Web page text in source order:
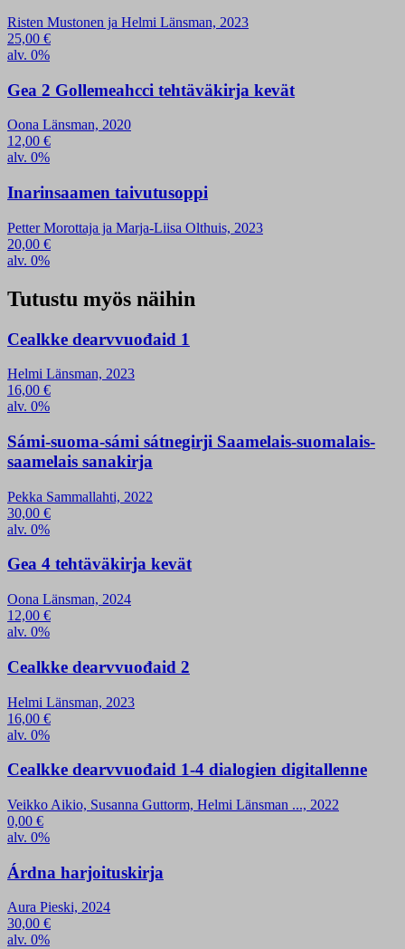
Risten Mustonen ja Helmi Länsman, 2023
25,00 €
alv. 0%
Gea 2 Gollemeahcci tehtäväkirja kevät
Oona Länsman, 2020
12,00 €
alv. 0%
Inarinsaamen taivutusoppi
Petter Morottaja ja Marja-Liisa Olthuis, 2023
20,00 €
alv. 0%
Tutustu myös näihin
Cealkke dearvvuođaid 1
Helmi Länsman, 2023
16,00 €
alv. 0%
Sámi-suoma-sámi sátnegirji Saamelais-suomalais-
saamelais sanakirja
Pekka Sammallahti, 2022
30,00 €
alv. 0%
Gea 4 tehtäväkirja kevät
Oona Länsman, 2024
12,00 €
alv. 0%
Cealkke dearvvuođaid 2
Helmi Länsman, 2023
16,00 €
alv. 0%
Cealkke dearvvuođaid 1-4 dialogien digitallenne
Veikko Aikio, Susanna Guttorm, Helmi Länsman ..., 2022
0,00 €
alv. 0%
Árdna harjoituskirja
Aura Pieski, 2024
30,00 €
alv. 0%